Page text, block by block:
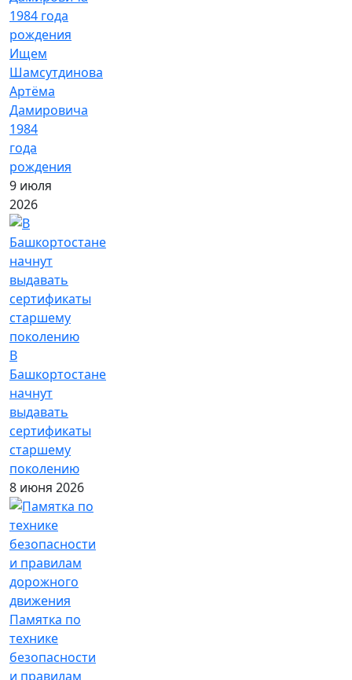
Ищем
Шамсутдинова
Артёма
Дамировича
1984
года
рождения
9 июля
2026
В
Башкортостане
начнут
выдавать
сертификаты
старшему
поколению
8 июня 2026
Памятка по
технике
безопасности
и правилам